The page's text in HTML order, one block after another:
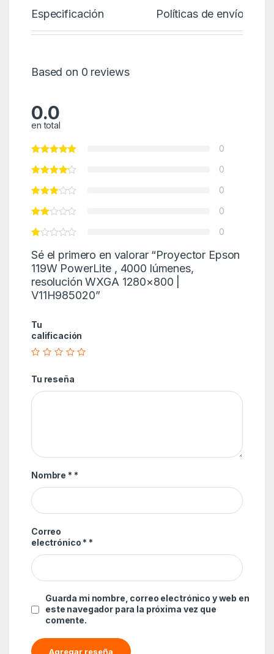
Especificación Políticas de envío
Based on 0 reviews
0.0
en total
0
0
0
0
0
Sé el primero en valorar “Proyector Epson
119W PowerLite , 4000 lúmenes,
resolución WXGA 1280×800 |
V11H985020”
Tu
calificación
Tu reseña
Nombre * *
Correo
electrónico * *
Guarda mi nombre, correo electrónico y web en
este navegador para la próxima vez que
comente.